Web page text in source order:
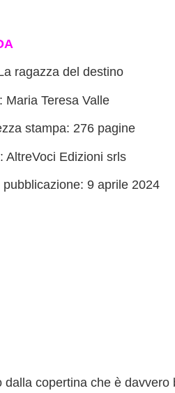
ragazza del destino
Maria Teresa Valle
stampa: 276 pagine
AltreVoci Edizioni srls
pubblicazione: 9 aprile 2024
copertina che è davvero